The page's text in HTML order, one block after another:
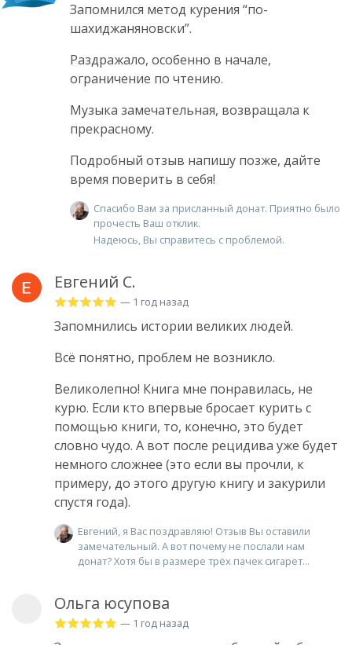
Запомнился метод курения “по-
шахиджаняновски”.
Раздражало, особенно в начале,
ограничение по чтению.
Музыка замечательная, возвращала к
прекрасному.
Подробный отзыв напишу позже, дайте
время поверить в себя!
Спасибо Вам за присланный донат. Приятно было
прочесть Ваш отклик.
Надеюсь, Вы справитесь с проблемой.
Евгений С.
— 1 год назад
Запомнились истории великих людей.
Всë понятно, проблем не возникло.
Великолепно! Книга мне понравилась, не
курю. Если кто впервые бросает курить с
помощью книги, то, конечно, это будет
словно чудо. А вот после рецидива уже будет
немного сложнее (это если вы прочли, к
примеру, до этого другую книгу и закурили
спустя года).
Евгений, я Вас поздравляю! Отзыв Вы оставили
замечательный. А вот почему не послали нам
донат? Хотя бы в размере трёх пачек сигарет...
Ольга юсупова
— 1 год назад